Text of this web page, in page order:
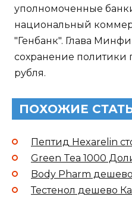
уполномоченные
национальный
"Генбанк". Глава
сохранение политики
рубля.
ПОХОЖИЕ
Пептид Hexarelin
Green Tea 1000
Body Pharm
Тестенол дешево